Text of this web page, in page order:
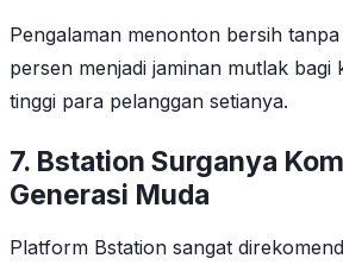
Pengalaman menonton bersih
persen menjadi jaminan mutlak bagi
tinggi para pelanggan setianya.
7. Bstation Surganya
Generasi Muda
Platform Bstation sangat